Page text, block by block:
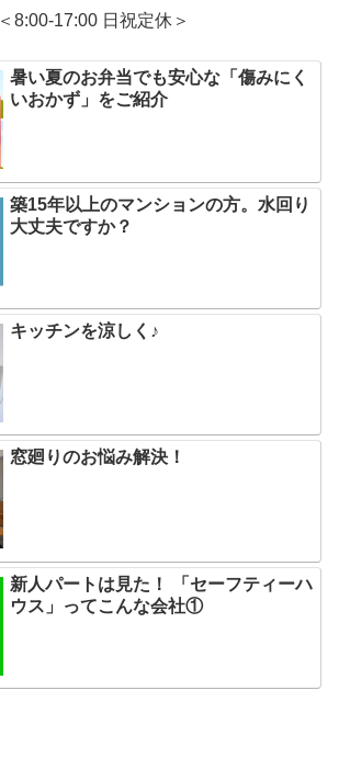
＜8:00-17:00 日祝定休＞
暑い夏のお弁当でも安心な「傷みにく
いおかず」をご紹介
築15年以上のマンションの方。水回り
大丈夫ですか？
キッチンを涼しく♪
窓廻りのお悩み解決！
新人パートは見た！ 「セーフティーハ
ウス」ってこんな会社①